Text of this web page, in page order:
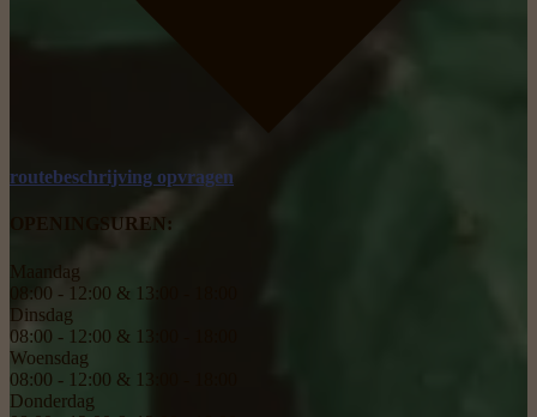
routebeschrijving opvragen
OPENINGSUREN:
Maandag
08:00 - 12:00 & 13:00 - 18:00
Dinsdag
08:00 - 12:00 & 13:00 - 18:00
Woensdag
08:00 - 12:00 & 13:00 - 18:00
Donderdag